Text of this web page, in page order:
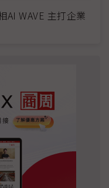
AI WAVE 主打企業